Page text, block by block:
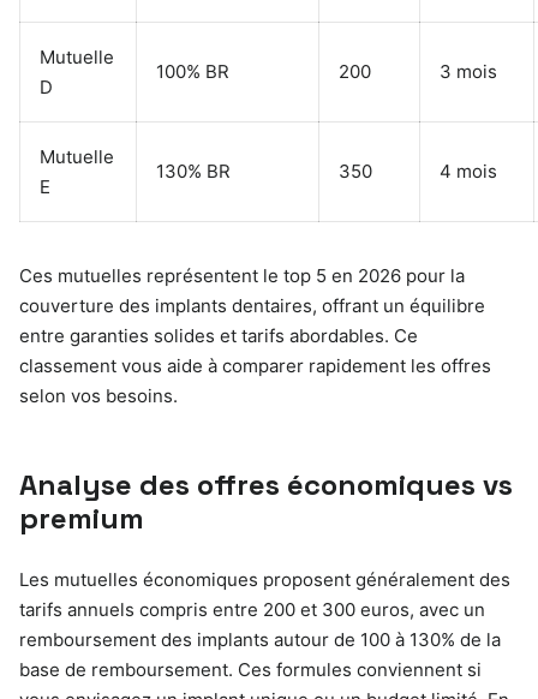
Mutuelle
D
100% BR 200 3 mois
Mutuelle
E
130% BR 350 4 mois
Ces mutuelles représentent le top 5 en 2026 pour la
couverture des implants dentaires, offrant un équilibre
entre garanties solides et tarifs abordables. Ce
classement vous aide à comparer rapidement les offres
selon vos besoins.
Analyse des offres économiques vs
premium
Les mutuelles économiques proposent généralement des
tarifs annuels compris entre 200 et 300 euros, avec un
remboursement des implants autour de 100 à 130% de la
base de remboursement. Ces formules conviennent si